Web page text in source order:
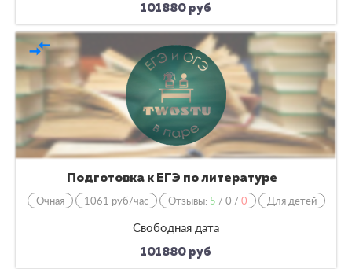
101880 руб
compare_arrows
Подготовка к ЕГЭ по литературе
Очная
1061 руб/час Отзывы: 5 /0 /0 Для детей
Свободная дата
101880 руб